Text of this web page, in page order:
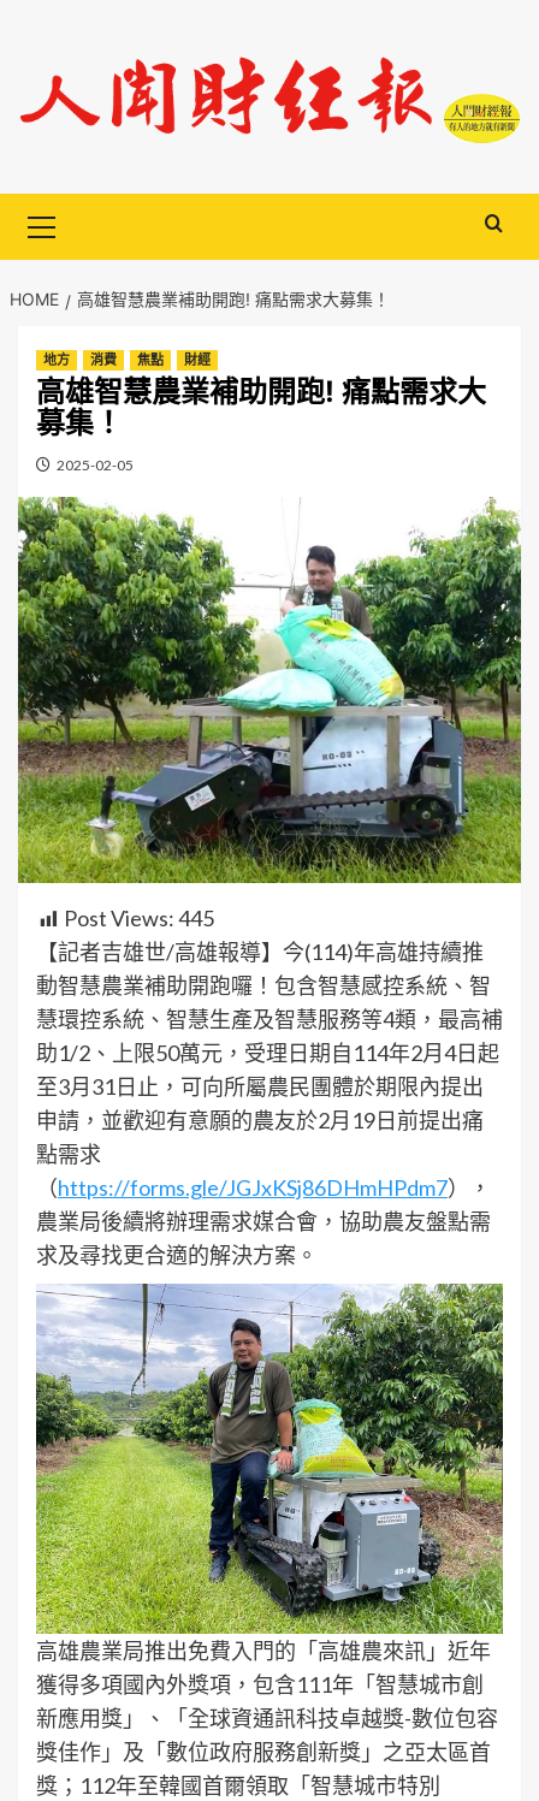
content
Menu
HOME 高雄智慧農業補助開跑! 痛點需求大募集！
地方 消費 焦點 財經
高雄智慧農業補助開跑! 痛點需求大
募集！
2025-02-05
Post Views:445
【記者吉雄世/高雄報導】今(114)年高雄持續推
動智慧農業補助開跑囉！包含智慧感控系統、智
慧環控系統、智慧生產及智慧服務等4類，最高補
助1/2、上限50萬元，受理日期自114年2月4日起
至3月31日止，可向所屬農民團體於期限內提出
申請，並歡迎有意願的農友於2月19日前提出痛
點需求
（https://forms.gle/JGJxKSj86DHmHPdm7），
農業局後續將辦理需求媒合會，協助農友盤點需
求及尋找更合適的解決方案。
高雄農業局推出免費入門的「高雄農來訊」近年
獲得多項國內外獎項，包含111年「智慧城市創
新應用獎」、「全球資通訊科技卓越獎-數位包容
獎佳作」及「數位政府服務創新獎」之亞太區首
獎；112年至韓國首爾領取「智慧城市特別